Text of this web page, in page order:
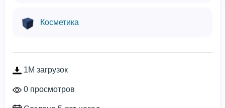
Косметика
1M загрузок
0 просмотров